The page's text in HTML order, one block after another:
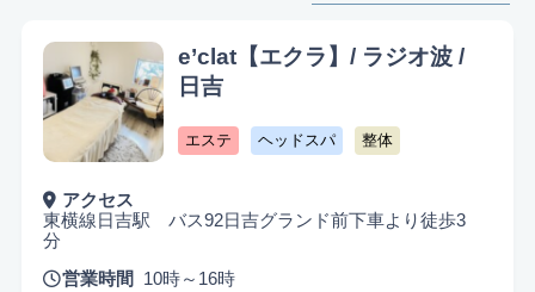
e’clat【エクラ】/ ラジオ波 /
日吉
エステ ヘッドスパ 整体
アクセス
東横線日吉駅 バス92日吉グランド前下車より徒歩3
分
営業時間
10時～16時